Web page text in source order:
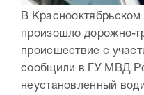
В
произошло дорожно-
происшествие с
сообщили в ГУ МВД
неустановленный